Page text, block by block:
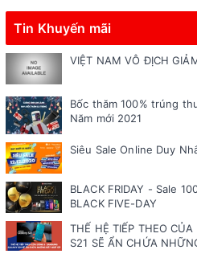
Tin Khuyến mãi
VIỆT NAM VÔ ĐỊCH
Bốc thăm 100% trúng
Năm mới 2021
Siêu Sale Online Duy
BLACK FRIDAY - Sale
BLACK FIVE-DAY
THẾ HỆ TIẾP THEO
S21 SẼ ẨN CHỨA